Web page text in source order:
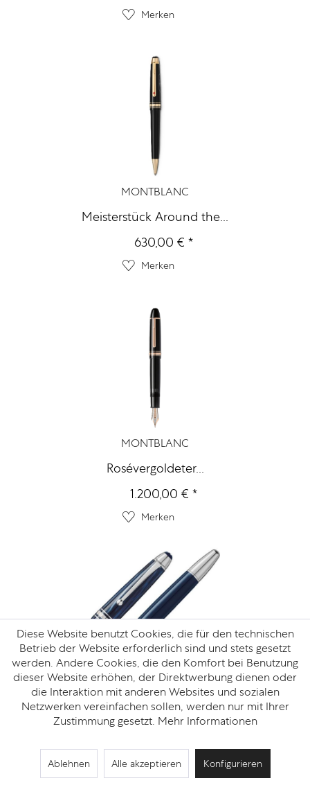
Merken
MONTBLANC
Meisterstück Around the...
630,00 € *
Merken
MONTBLANC
Rosévergoldeter...
1.200,00 € *
Merken
MONTBLANC
Meisterstück The Origin...
970,00 € *
Merken
Diese Website benutzt Cookies, die für den technischen
Betrieb der Website erforderlich sind und stets gesetzt
werden. Andere Cookies, die den Komfort bei Benutzung
dieser Website erhöhen, der Direktwerbung dienen oder
die Interaktion mit anderen Websites und sozialen
Netzwerken vereinfachen sollen, werden nur mit Ihrer
Zustimmung gesetzt. Mehr Informationen
Ablehnen Alle akzeptieren Konfigurieren